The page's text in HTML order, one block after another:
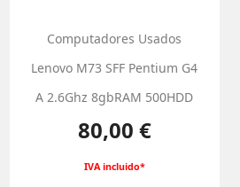
Computadores Usados
Lenovo M73 SFF Pentium G4
A 2.6Ghz 8gbRAM 500HDD
Preço
80,00 €
IVA incluido*